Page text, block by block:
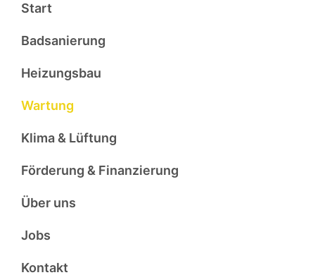
Start
Badsanierung
Heizungsbau
Wartung
Klima & Lüftung
Förderung & Finanzierung
Über uns
Jobs
Kontakt